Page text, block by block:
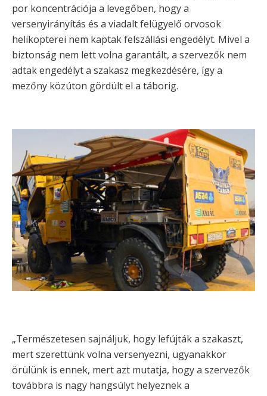
por koncentrációja a levegőben, hogy a
versenyirányítás és a viadalt felügyelő orvosok
helikopterei nem kaptak felszállási engedélyt. Mivel a
biztonság nem lett volna garantált, a szervezők nem
adtak engedélyt a szakasz megkezdésére, így a
mezőny közúton gördült el a táborig.
„Természetesen sajnáljuk, hogy lefújták a szakaszt,
mert szerettünk volna versenyezni, ugyanakkor
örülünk is ennek, mert azt mutatja, hogy a szervezők
továbbra is nagy hangsúlyt helyeznek a